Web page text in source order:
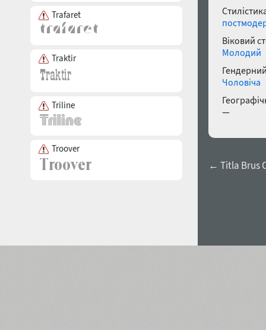
Trafaret
Traktir
Triline
Troover
Віковий
Молодий
Чоловіча
—
← Titla Brus